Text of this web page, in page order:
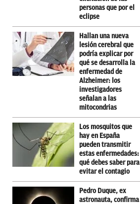
personas que por el
eclipse
Hallan una nueva
lesión cerebral que
podría explicar por
qué se desarrolla la
enfermedad de
Alzheimer: los
investigadores
señalan a las
mitocondrias
Los mosquitos que
hay en España
pueden transmitir
estas enfermedades:
qué debes saber para
evitar el contagio
Pedro Duque, ex
astronauta, confirma